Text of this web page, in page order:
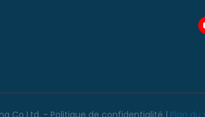
Co Ltd. - Politique de confidentialité | Plan du